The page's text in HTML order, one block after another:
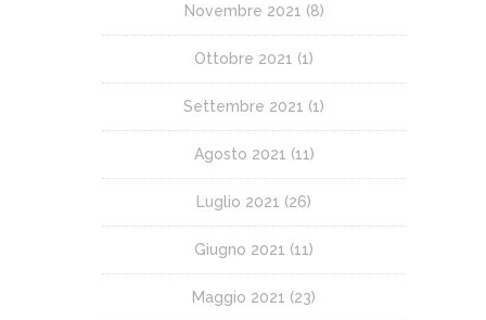
Novembre 2021 (8)
Ottobre 2021 (1)
Settembre 2021 (1)
Agosto 2021 (11)
Luglio 2021 (26)
Giugno 2021 (11)
Maggio 2021 (23)